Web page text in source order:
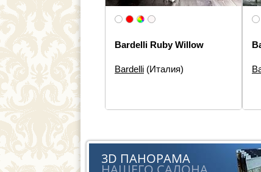
Bardelli Ruby Willow
Размеры:60×60, 80×40, 60×40,
Bardelli (Италия)
3D ПАНОРАМА